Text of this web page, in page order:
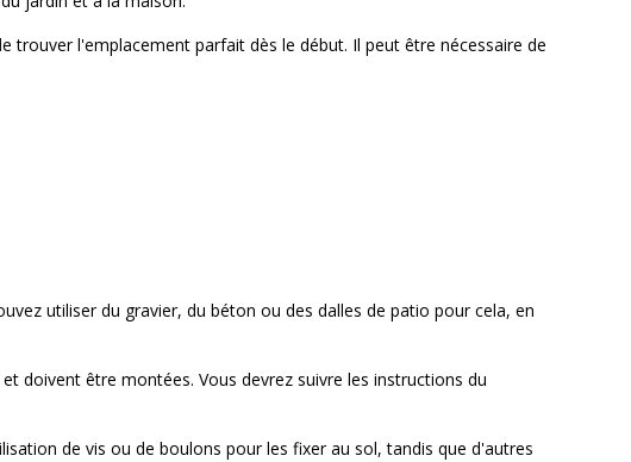
l'emplacement parfait dès le début. Il peut être nécessaire de
utiliser du gravier, du béton ou des dalles de patio pour cela, en
doivent être montées. Vous devrez suivre les instructions du
de vis ou de boulons pour les fixer au sol, tandis que d'autres